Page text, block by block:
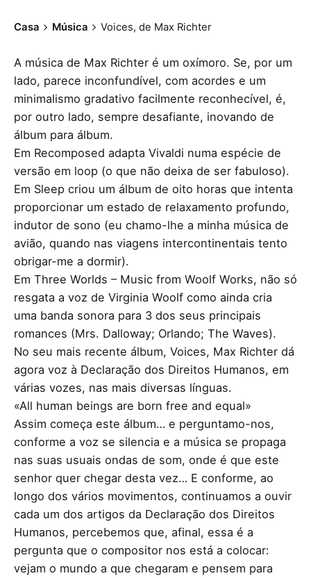
Casa Música Voices, de Max Richter
A música de Max Richter é um oxímoro. Se, por um
lado, parece inconfundível, com acordes e um
minimalismo gradativo facilmente reconhecível, é,
por outro lado, sempre desafiante, inovando de
álbum para álbum.
Em Recomposed adapta Vivaldi numa espécie de
versão em loop (o que não deixa de ser fabuloso).
Em Sleep criou um álbum de oito horas que intenta
proporcionar um estado de relaxamento profundo,
indutor de sono (eu chamo-lhe a minha música de
avião, quando nas viagens intercontinentais tento
obrigar-me a dormir).
Em Three Worlds – Music from Woolf Works, não só
resgata a voz de Virginia Woolf como ainda cria
uma banda sonora para 3 dos seus principais
romances (Mrs. Dalloway; Orlando; The Waves).
No seu mais recente álbum, Voices, Max Richter dá
agora voz à Declaração dos Direitos Humanos, em
várias vozes, nas mais diversas línguas.
«All human beings are born free and equal»
Assim começa este álbum… e perguntamo-nos,
conforme a voz se silencia e a música se propaga
nas suas usuais ondas de som, onde é que este
senhor quer chegar desta vez… E conforme, ao
longo dos vários movimentos, continuamos a ouvir
cada um dos artigos da Declaração dos Direitos
Humanos, percebemos que, afinal, essa é a
pergunta que o compositor nos está a colocar:
vejam o mundo a que chegaram e pensem para